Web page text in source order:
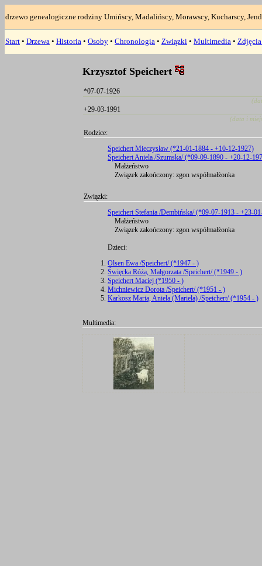
drzewo genealogiczne rodziny Umińscy, Madalińscy, Morawscy, Kucharscy,
Start • Drzewa • Historia • Osoby • Chronologia • Związki • Multimedia •
Krzysztof Speichert
*07-07-1926
+29-03-1991
(data i
Rodzice:
Speichert Mieczysław (*21-01-1884 - +10-12-1927)
Speichert Aniela /Szumska/ (*09-09-1890 - +20-12-
Małżeństwo
Związek zakończony: zgon współmałżonka
Związki:
Speichert Stefania /Dembińska/ (*09-07-1913 - +23-
Małżeństwo
Związek zakończony: zgon współmałżonka
Dzieci:
Olsen Ewa /Speichert/ (*1947 - )
Święcka Róża, Małgorzata /Speichert/ (*1949 - )
Speichert Maciej (*1950 - )
Michniewicz Dorota /Speichert/ (*1951 - )
Karkosz Maria, Aniela (Mariela) /Speichert/ (*1954 - )
Multimedia: